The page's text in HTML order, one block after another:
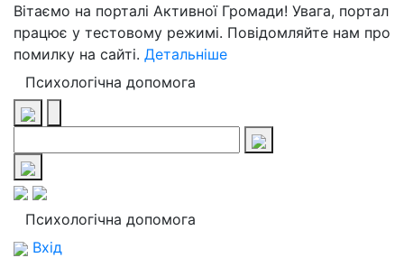
Вітаємо на порталі Активної Громади! Увага, портал
працює у тестовому режимі. Повідомляйте нам про
помилку на сайті. Детальніше
Психологічна допомога
Психологічна допомога
Вхід